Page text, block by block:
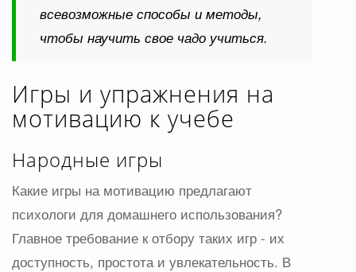
всевозможные способы и методы,
чтобы научить свое чадо учиться.
Игры и упражнения на
мотивацию к учебе
Народные игры
Какие игры на мотивацию предлагают
психологи для домашнего использования?
Главное требование к отбору таких игр - их
доступность, простота и увлекательность. В